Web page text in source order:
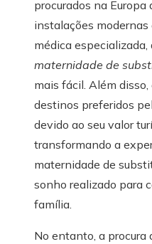
procurados na Europa
instalações modernas
médica especializada,
maternidade de
mais fácil. Além disso,
destinos preferidos
devido ao seu valor
transformando a
maternidade de
sonho realizado para
família.
No entanto, a procura